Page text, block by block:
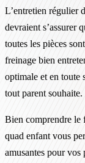
L’entretien régulier
devraient s’assurer
toutes les pièces
freinage bien
optimale et en toute
tout parent souhaite.
Bien comprendre le
quad enfant vous
amusantes pour